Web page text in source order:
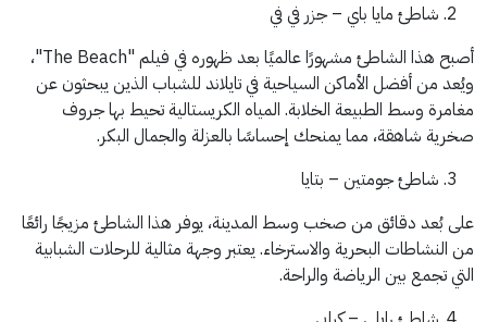
شاطئ مايا باي – جزر في في
أصبح هذا الشاطئ مشهورًا عالميًا بعد ظهوره في فيلم "The Beach"،
ويُعد من أفضل الأماكن السياحية في تايلاند للشباب الذين يبحثون عن
مغامرة وسط الطبيعة الخلابة. المياه الكريستالية تحيط بها جروف
صخرية شاهقة، مما يمنحك إحساسًا بالعزلة والجمال البكر.
شاطئ جومتين – بتايا
على بُعد دقائق من صخب وسط المدينة، يوفر هذا الشاطئ مزيجًا رائعًا
من النشاطات البحرية والاسترخاء. يعتبر وجهة مثالية للرحلات الشبابية
التي تجمع بين الرياضة والراحة.